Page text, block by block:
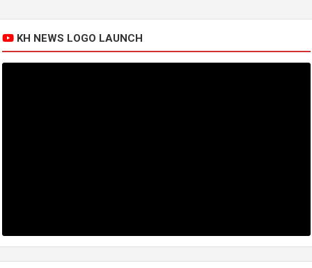
KH NEWS LOGO LAUNCH